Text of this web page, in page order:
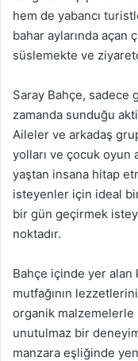
hem de yabancı
bahar aylarında açan
süslemekte ve
Saray Bahçe, sadece
zamanda sunduğu
Aileler ve arkadaş
yolları ve çocuk oyun
yaştan insana hitap
isteyenler için ideal
bir gün geçirmek
noktadır.
Bahçe içinde yer
mutfağının
organik malzemelerle
unutulmaz bir
manzara eşliğinde